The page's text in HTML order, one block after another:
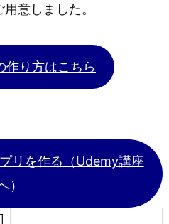
用意しました。
作り方はこちら
リを作る（Udemy講座
）